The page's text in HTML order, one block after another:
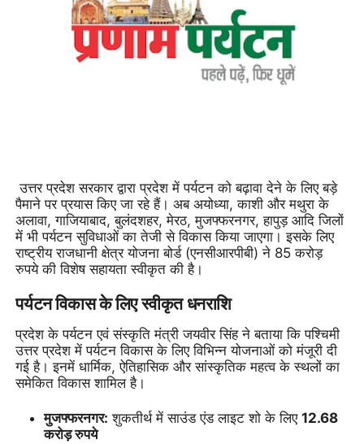
उत्तर प्रदेश सरकार द्वारा प्रदेश में पर्यटन को बढ़ावा देने के लिए बड़े
पैमाने पर प्रयास किए जा रहे हैं। अब अयोध्या, काशी और मथुरा के
अलावा, गाजियाबाद, बुलंदशहर, मेरठ, मुजफ्फरनगर, हापुड़ आदि जिलों
में भी पर्यटन सुविधाओं का तेजी से विकास किया जाएगा। इसके लिए
राष्ट्रीय राजधानी क्षेत्र योजना बोर्ड (एनसीआरपीबी) ने 85 करोड़
रुपये की विशेष सहायता स्वीकृत की है।
पर्यटन विकास के लिए स्वीकृत धनराशि
प्रदेश के पर्यटन एवं संस्कृति मंत्री जयवीर सिंह ने बताया कि पश्चिमी
उत्तर प्रदेश में पर्यटन विकास के लिए विभिन्न योजनाओं को मंजूरी दी
गई है। इनमें धार्मिक, ऐतिहासिक और सांस्कृतिक महत्व के स्थलों का
समेकित विकास शामिल है।
मुजफ्फरनगर: शुकतीर्थ में साउंड एंड लाइट शो के लिए12.68
करोड़ रुपये